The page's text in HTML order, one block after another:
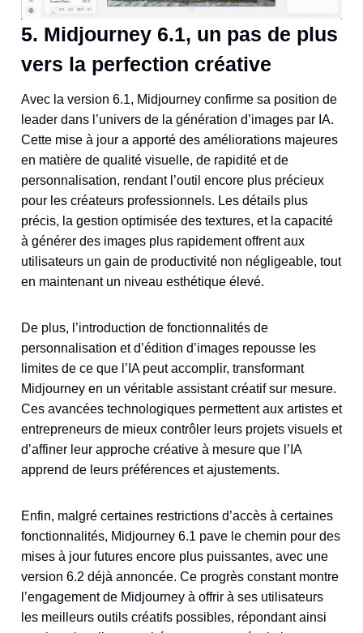
5. Midjourney 6.1, un pas de plus
vers la perfection créative
Avec la version 6.1, Midjourney confirme sa position de
leader dans l’univers de la génération d’images par IA.
Cette mise à jour a apporté des améliorations majeures
en matière de qualité visuelle, de rapidité et de
personnalisation, rendant l’outil encore plus précieux
pour les créateurs professionnels. Les détails plus
précis, la gestion optimisée des textures, et la capacité
à générer des images plus rapidement offrent aux
utilisateurs un gain de productivité non négligeable, tout
en maintenant un niveau esthétique élevé.
De plus, l’introduction de fonctionnalités de
personnalisation et d’édition d’images repousse les
limites de ce que l’IA peut accomplir, transformant
Midjourney en un véritable assistant créatif sur mesure.
Ces avancées technologiques permettent aux artistes et
entrepreneurs de mieux contrôler leurs projets visuels et
d’affiner leur approche créative à mesure que l’IA
apprend de leurs préférences et ajustements.
Enfin, malgré certaines restrictions d’accès à certaines
fonctionnalités, Midjourney 6.1 pave le chemin pour des
mises à jour futures encore plus puissantes, avec une
version 6.2 déjà annoncée. Ce progrès constant montre
l’engagement de Midjourney à offrir à ses utilisateurs
les meilleurs outils créatifs possibles, répondant ainsi